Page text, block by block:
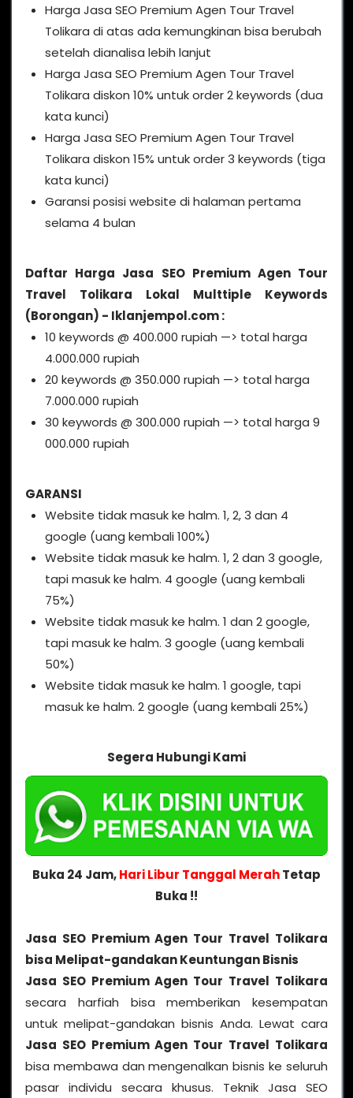
Harga Jasa SEO Premium Agen Tour Travel
Tolikara di atas ada kemungkinan bisa berubah
setelah dianalisa lebih lanjut
Harga Jasa SEO Premium Agen Tour Travel
Tolikara diskon 10% untuk order 2 keywords (dua
kata kunci)
Harga Jasa SEO Premium Agen Tour Travel
Tolikara diskon 15% untuk order 3 keywords (tiga
kata kunci)
Garansi posisi website di halaman pertama
selama 4 bulan
Daftar Harga Jasa SEO Premium Agen Tour
Travel Tolikara Lokal Multtiple Keywords
(Borongan) - Iklanjempol.com :
10 keywords @ 400.000 rupiah —> total harga
4.000.000 rupiah
20 keywords @ 350.000 rupiah —> total harga
7.000.000 rupiah
30 keywords @ 300.000 rupiah —> total harga 9
000.000 rupiah
GARANSI
Website tidak masuk ke halm. 1, 2, 3 dan 4
google (uang kembali 100%)
Website tidak masuk ke halm. 1, 2 dan 3 google,
tapi masuk ke halm. 4 google (uang kembali
75%)
Website tidak masuk ke halm. 1 dan 2 google,
tapi masuk ke halm. 3 google (uang kembali
50%)
Website tidak masuk ke halm. 1 google, tapi
masuk ke halm. 2 google (uang kembali 25%)
Segera Hubungi Kami
Buka 24 Jam,Hari Libur Tanggal MerahTetap
Buka !!
Jasa SEO Premium Agen Tour Travel Tolikara
bisa Melipat-gandakan Keuntungan Bisnis
Jasa SEO Premium Agen Tour Travel Tolikara
secara harfiah bisa memberikan kesempatan
untuk melipat-gandakan bisnis Anda. Lewat cara
Jasa SEO Premium Agen Tour Travel Tolikara
bisa membawa dan mengenalkan bisnis ke seluruh
pasar individu secara khusus. Teknik Jasa SEO